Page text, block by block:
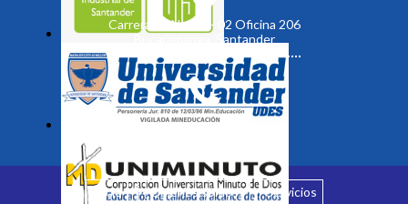
Carrera 19 No. 35 - 02 Oficina 206
Bucaramanga, Santander
Inicio ¿Quiénes somos? Servicios